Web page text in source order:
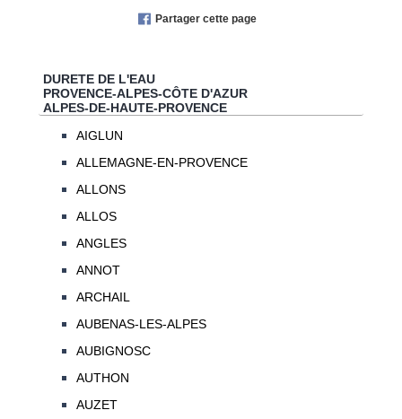
Partager cette page
DURETE DE L'EAU
PROVENCE-ALPES-CÔTE D'AZUR
ALPES-DE-HAUTE-PROVENCE
AIGLUN
ALLEMAGNE-EN-PROVENCE
ALLONS
ALLOS
ANGLES
ANNOT
ARCHAIL
AUBENAS-LES-ALPES
AUBIGNOSC
AUTHON
AUZET